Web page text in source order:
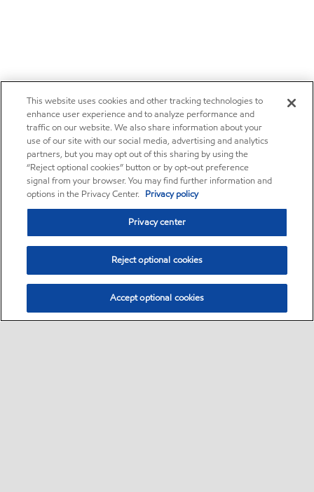
This website uses cookies and other tracking technologies to
enhance user experience and to analyze performance and
traffic on our website. We also share information about your
use of our site with our social media, advertising and analytics
partners, but you may opt out of this sharing by using the
“Reject optional cookies” button or by opt-out preference
signal from your browser. You may find further information and
options in the Privacy Center. Privacy policy
Privacy center
Reject optional cookies
Accept optional cookies